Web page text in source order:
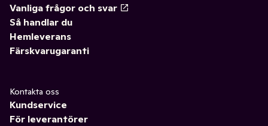
Vanliga frågor och svar
Så handlar du
Hemleverans
Färskvarugaranti
Kontakta oss
Kundservice
För leverantörer